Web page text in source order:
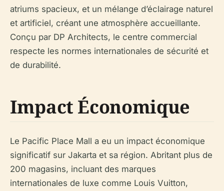
atriums spacieux, et un mélange d’éclairage naturel
et artificiel, créant une atmosphère accueillante.
Conçu par DP Architects, le centre commercial
respecte les normes internationales de sécurité et
de durabilité.
Impact Économique
Le Pacific Place Mall a eu un impact économique
significatif sur Jakarta et sa région. Abritant plus de
200 magasins, incluant des marques
internationales de luxe comme Louis Vuitton,